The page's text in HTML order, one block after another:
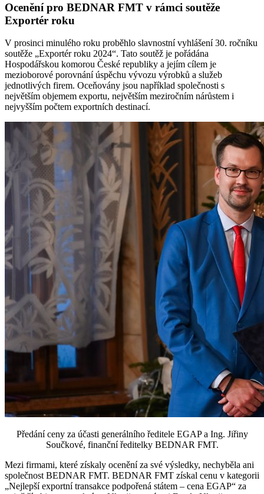
Ocenění pro BEDNAR FMT v rámci soutěže
Exportér roku
V prosinci minulého roku proběhlo slavnostní vyhlášení 30. ročníku
soutěže „Exportér roku 2024“. Tato soutěž je pořádána
Hospodářskou komorou České republiky a jejím cílem je
mezioborové porovnání úspěchu vývozu výrobků a služeb
jednotlivých firem. Oceňovány jsou například společnosti s
největším objemem exportu, největším meziročním nárůstem i
nejvyšším počtem exportních destinací.
Předání ceny za účasti generálního ředitele EGAP a Ing. Jiřiny
Součkové, finanční ředitelky BEDNAR FMT.
Mezi firmami, které získaly ocenění za své výsledky, nechyběla ani
společnost BEDNAR FMT. BEDNAR FMT získal cenu v kategorii
„Nejlepší exportní transakce podpořená státem – cena EGAP“ za